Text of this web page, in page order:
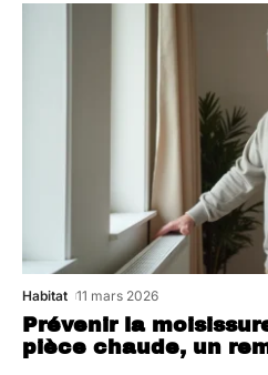
Prévenir la
pièce chaude, un
Habitat 11 mars 2026